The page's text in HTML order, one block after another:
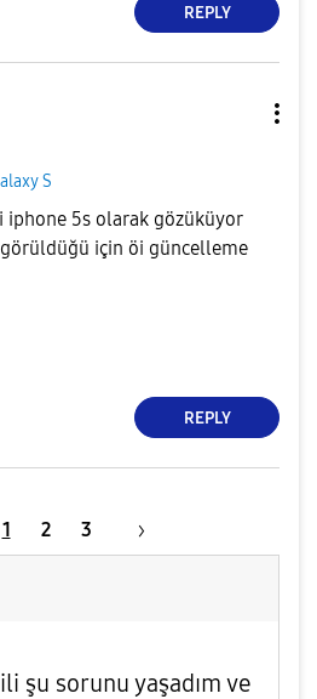
REPLY
S
iphone 5s olarak gözüküyor
için öi güncelleme
REPLY
1 2 3
şu sorunu yaşadım ve